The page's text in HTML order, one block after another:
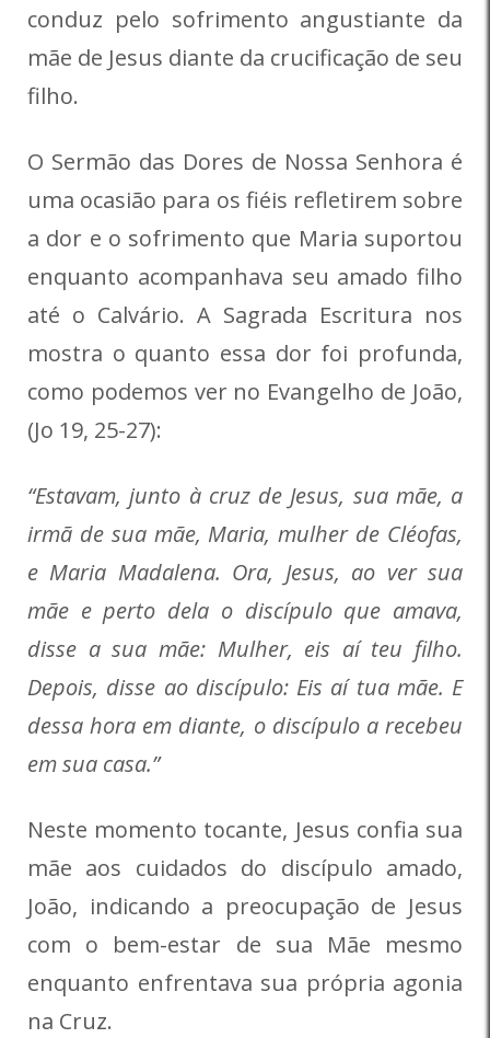
conduz pelo sofrimento angustiante da
mãe de Jesus diante da crucificação de seu
filho.
O Sermão das Dores de Nossa Senhora é
uma ocasião para os fiéis refletirem sobre
a dor e o sofrimento que Maria suportou
enquanto acompanhava seu amado filho
até o Calvário. A Sagrada Escritura nos
mostra o quanto essa dor foi profunda,
como podemos ver no Evangelho de João,
(Jo 19, 25-27):
“Estavam, junto à cruz de Jesus, sua mãe, a
irmã de sua mãe, Maria, mulher de Cléofas,
e Maria Madalena. Ora, Jesus, ao ver sua
mãe e perto dela o discípulo que amava,
disse a sua mãe: Mulher, eis aí teu filho.
Depois, disse ao discípulo: Eis aí tua mãe. E
dessa hora em diante, o discípulo a recebeu
em sua casa.”
Neste momento tocante, Jesus confia sua
mãe aos cuidados do discípulo amado,
João, indicando a preocupação de Jesus
com o bem-estar de sua Mãe mesmo
enquanto enfrentava sua própria agonia
na Cruz.